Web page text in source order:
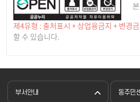
제4유형 : 출처표시 + 상업용금지 + 변경
할 수 있습니다.
부서안내 동주민